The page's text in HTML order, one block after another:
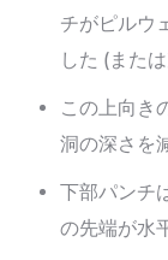
チがピルウ
した (また
この上向き
洞の深さを
下部パンチ
の先端が水